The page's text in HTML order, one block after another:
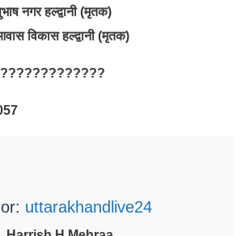
नगर हल्द्वानी (मृतक)
विकास हल्द्वानी (मृतक)
uttarakhandlive24